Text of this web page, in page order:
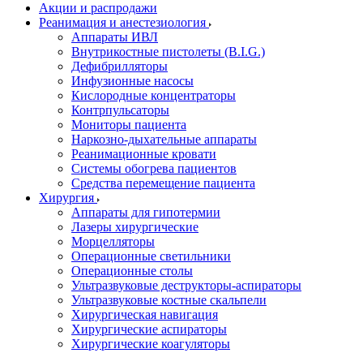
Акции и распродажи
Реанимация и анестезиология
Аппараты ИВЛ
Внутрикостные пистолеты (B.I.G.)
Дефибрилляторы
Инфузионные насосы
Кислородные концентраторы
Контрпульсаторы
Мониторы пациента
Наркозно-дыхательные аппараты
Реанимационные кровати
Системы обогрева пациентов
Средства перемещение пациента
Хирургия
Аппараты для гипотермии
Лазеры хирургические
Морцелляторы
Операционные светильники
Операционные столы
Ультразвуковые деструкторы-аспираторы
Ультразвуковые костные скальпели
Хирургическая навигация
Хирургические аспираторы
Хирургические коагуляторы